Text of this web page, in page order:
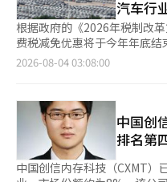
施，而父母补贴和儿童补贴则
一制度，还需要同步修改相
营，仅保留6个旅游信息中心
126处青少年活动中心也暂停
首尔市将进一步扩大道路洒
的“道路喷雾降温系统”喷水
钟，以进一步降低路面温度。 首尔市还紧急拨付4.4亿韩元（约合
资，并补充户外免费冷饮柜储备。 同时，市政府将向约41
收入家庭及次低收入家庭发
士短期照护机构及福利馆提
约205亿韩元，将全部由首尔市灾害
民，首尔市特别对策组组织每
或夜间纳凉点。社区护理人员
20至40岁客户的比例比前作
从普通直板手机转向折叠手机
加了10个百分点。超过一半
KT同样表示，预售规模较前
择了Galaxy Z Fold8。LG U+
占15.5%。 不同型号的颜色偏好也有所不同。Galaxy Z Fold8
Ultra在SK电信和KT中，紫色
色的Galaxy Z Fold8和粉色的
运营商计划通过差异化的促
Netflix合作，提供前往济州岛
请券等体验型奖品，并推出
汽车行
根据政府的《2026年税制改
费税减免优惠将于今年年底
（FCEV）的消费税减免优惠
关行业透露，政府已发布税法
HEV的消费税、教育税和取
环保车购买，政府推出了每
市场成熟度的提高，目前的
税制支持的目标已实现，因此
2026-08-04 03:08:00
中国创
排名第
中国创信内存科技（CXMT）